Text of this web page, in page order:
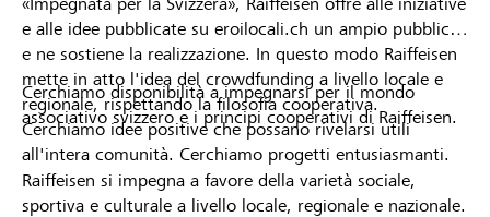
e alle idee pubblicate su eroilocali.ch un ampio pubblico
e ne sostiene la realizzazione. In questo modo Raiffeisen
mette in atto l'idea del crowdfunding a livello locale e
regionale, rispettando la filosofia cooperativa.
Cerchiamo idee positive che possano rivelarsi utili
all'intera comunità. Cerchiamo progetti entusiasmanti.
Cerchiamo disponibilità a impegnarsi per il mondo
associativo svizzero e i principi cooperativi di Raiffeisen.
Raiffeisen si impegna a favore della varietà sociale,
sportiva e culturale a livello locale, regionale e nazionale.